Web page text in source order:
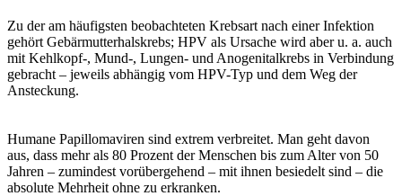
Zu der am häufigsten beobachteten Krebsart nach einer Infektion
gehört Gebärmutterhalskrebs; HPV als Ursache wird aber u. a. auch
mit Kehlkopf-, Mund-, Lungen- und Anogenitalkrebs in Verbindung
gebracht – jeweils abhängig vom HPV-Typ und dem Weg der
Ansteckung.
Humane Papillomaviren sind extrem verbreitet. Man geht davon
aus, dass mehr als 80 Prozent der Menschen bis zum Alter von 50
Jahren – zumindest vorübergehend – mit ihnen besiedelt sind – die
absolute Mehrheit ohne zu erkranken.